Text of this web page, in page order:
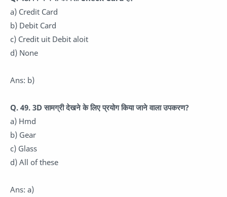
a) Credit Card
b) Debit Card
c) Credit uit Debit aloit
d) None
Ans: b)
Q. 49. 3D सामग्री देखने के लिए प्रयोग किया जाने वाला उपकरण?
a) Hmd
b) Gear
c) Glass
d) All of these
Ans: a)